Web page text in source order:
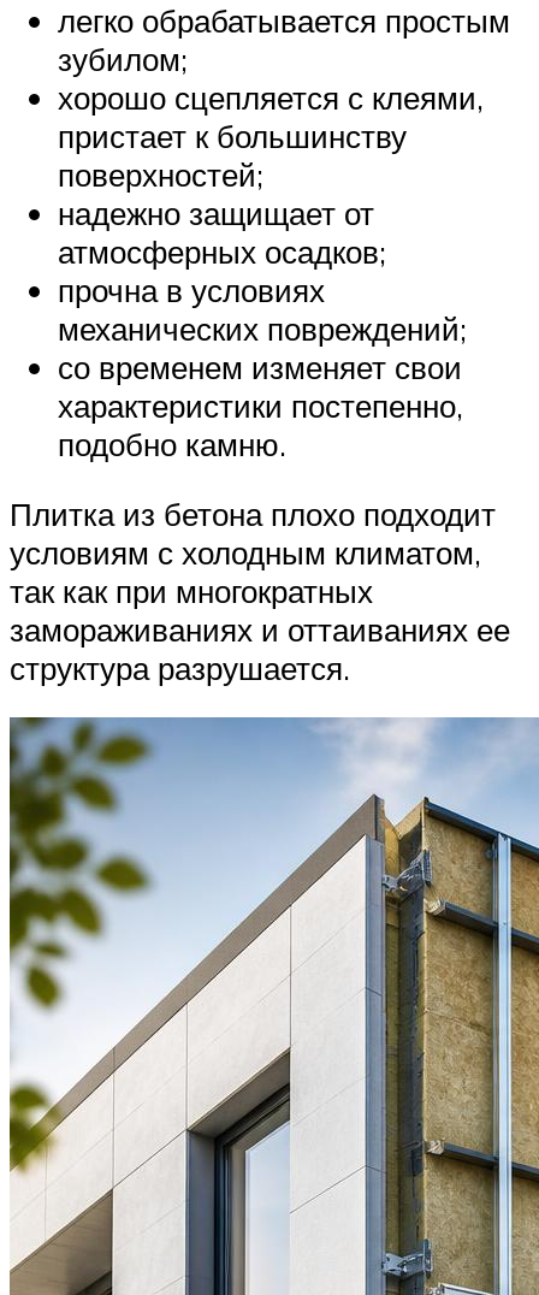
легко обрабатывается простым
зубилом;
хорошо сцепляется с клеями,
пристает к большинству
поверхностей;
надежно защищает от
атмосферных осадков;
прочна в условиях
механических повреждений;
со временем изменяет свои
характеристики постепенно,
подобно камню.
Плитка из бетона плохо подходит
условиям с холодным климатом,
так как при многократных
замораживаниях и оттаиваниях ее
структура разрушается.